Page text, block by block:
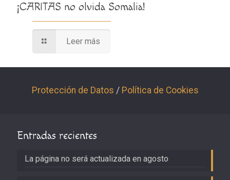
¡CARITAS no olvida Somalia!
Leer más
Protección de Datos / Política de Cookies
Entradas recientes
La página no será actualizada en agosto